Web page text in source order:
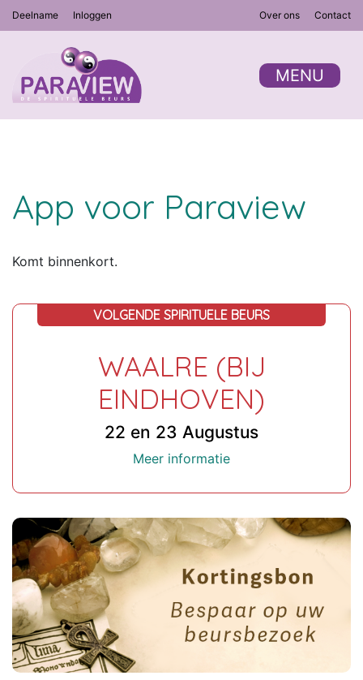
Deelname Inloggen Over ons Contact
MENU
App voor Paraview
Komt binnenkort.
VOLGENDE SPIRITUELE BEURS
WAALRE (BIJ
EINDHOVEN)
22 en 23 Augustus
Meer informatie